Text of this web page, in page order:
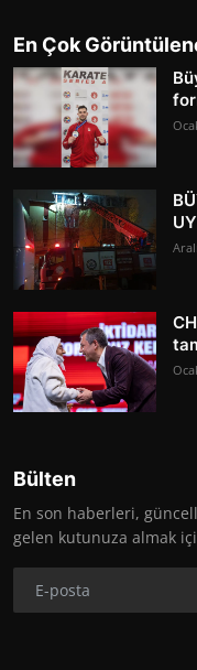
En Çok
Bülten
En son haberleri,
gelen kutunuza almak